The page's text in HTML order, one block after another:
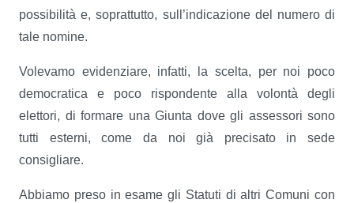
possibilità e, soprattutto, sull’indicazione del numero di
tale nomine.
Volevamo evidenziare, infatti, la scelta, per noi poco
democratica e poco rispondente alla volontà degli
elettori, di formare una Giunta dove gli assessori sono
tutti esterni, come da noi già precisato in sede
consigliare.
Abbiamo preso in esame gli Statuti di altri Comuni con